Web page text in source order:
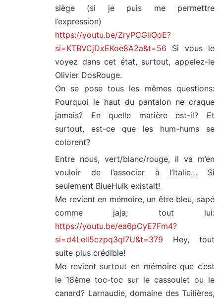
siège (si je puis me permettre
l’expression)
https://youtu.be/ZryPCGliOoE?
si=KTBVCjDxEKoe8A2a&t=56 Si vous le
voyez dans cet état, surtout, appelez-le
Olivier DosRouge.
On se pose tous les mêmes questions:
Pourquoi le haut du pantalon ne craque
jamais? En quelle matière est-il? Et
surtout, est-ce que les hum-hums se
colorent?
Entre nous, vert/blanc/rouge, il va m’en
vouloir de l’associer à l’Italie… Si
seulement BlueHulk existait!
Me revient en mémoire, un être bleu, sapé
comme jaja; tout lui:
https://youtu.be/ea6pCyE7Fm4?
si=d4Lell5czpq3qI7U&t=379 Hey, tout
suite plus crédible!
Me revient surtout en mémoire que c’est
le 18ème toc-toc sur le cassoulet ou le
canard? Larnaudie, domaine des Tuilières,